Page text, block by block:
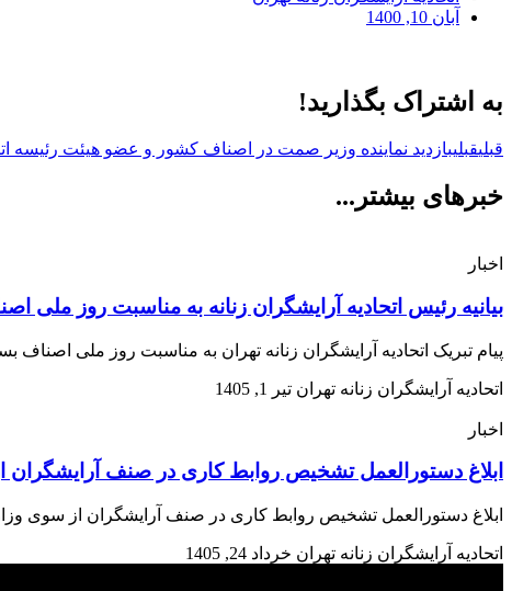
آبان 10, 1400
به اشتراک بگذارید!
قبلیقبلیبازديد نماينده وزير صمت در اصناف کشور و عضو هيئت رئيسه
خبرهای بیشتر...
اخبار
بیانیه رئیس اتحادیه آرایشگران زنانه به مناسبت روز ملی
پیام تبریک اتحادیه آرایشگران زنانه تهران به مناسبت روز ملی
اتحادیه آرایشگران زنانه تهران تیر 1, 1405
اخبار
ابلاغ دستورالعمل تشخیص روابط کاری در صنف آرایشگران
ابلاغ دستورالعمل تشخیص روابط کاری در صنف آرایشگران از سوی وزارت تعاون، کار و رفاه
اتحادیه آرایشگران زنانه تهران خرداد 24, 1405